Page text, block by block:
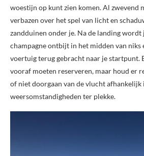
woestijn op kunt zien komen. Al zwevend
verbazen over het spel van licht en
zandduinen onder je. Na de landing wordt
champagne ontbijt in het midden van niks
voertuig terug gebracht naar je startpunt.
vooraf moeten reserveren, maar houd er
of niet doorgaan van de vlucht afhankelijk
weersomstandigheden ter plekke.